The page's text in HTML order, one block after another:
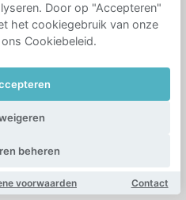
Door op "Accepteren"
het cookiegebruik van onze
Cookiebeleid.
beheren
voorwaarden Contact